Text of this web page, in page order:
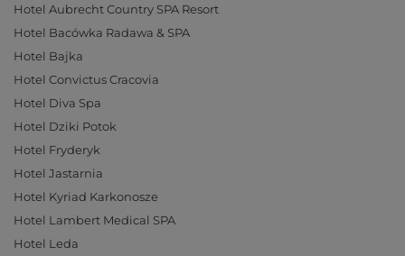
Hotel Aubrecht Country SPA Resort
Hotel Bacówka Radawa & SPA
Hotel Bajka
Hotel Convictus Cracovia
Hotel Diva Spa
Hotel Dziki Potok
Hotel Fryderyk
Hotel Jastarnia
Hotel Kyriad Karkonosze
Hotel Lambert Medical SPA
Hotel Leda